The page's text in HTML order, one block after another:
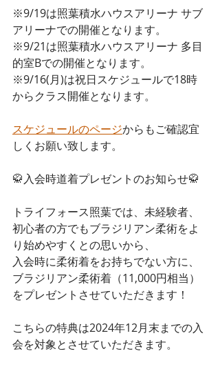
※9/19は照葉積水ハウスアリーナ サブ
アリーナでの開催となります。
※9/21は照葉積水ハウスアリーナ 多目
的室Bでの開催となります。
※9/16(月)は祝日スケジュールで18時
からクラス開催となります。
スケジュールのページからもご確認宜
しくお願い致します。
🥋入会時道着プレゼントのお知らせ🥋
トライフォース照葉では、未経験者、
初心者の方でもブラジリアン柔術をよ
り始めやすくとの思いから、
入会時に柔術着をお持ちでない方に、
ブラジリアン柔術着（11,000円相当）
をプレゼントさせていただきます！
こちらの特典は2024年12月末までの入
会を対象とさせていただきます。